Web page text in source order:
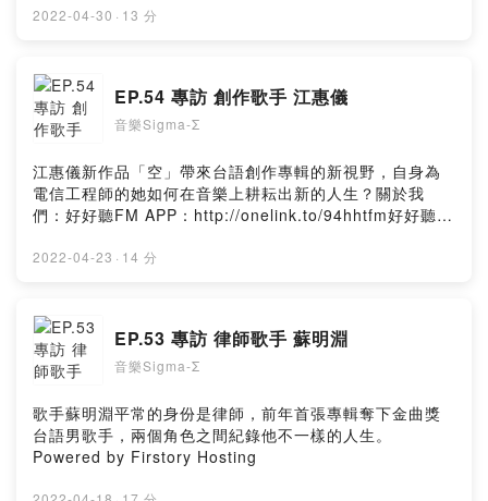
https://risu.io/5lTL★贊助專用連結(綠界金流/可用信用
聽出品Powered by Firstory Hosting
2022-04-30 · 13 分
EP.54 專訪 創作歌手 江惠儀
音樂Sigma-Σ
江惠儀新作品「空」帶來台語創作專輯的新視野，自身為
電信工程師的她如何在音樂上耕耘出新的人生？關於我
們：好好聽FM APP：http://onelink.to/94hhtfm好好聽
https://risu.io/5lTL★贊助專用連結(綠界金流/可用信用
聽出品Powered by Firstory Hosting
2022-04-23 · 14 分
EP.53 專訪 律師歌手 蘇明淵
音樂Sigma-Σ
歌手蘇明淵平常的身份是律師，前年首張專輯奪下金曲獎
台語男歌手，兩個角色之間紀錄他不一樣的人生。
Powered by Firstory Hosting